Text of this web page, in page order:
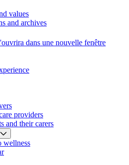
values
and archives
dans une nouvelle fenêtre
providers
and their carers
wellness